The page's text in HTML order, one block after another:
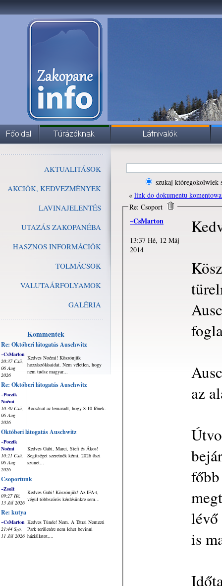
AKTUALITÁSOK
AKCIÓK, KEDVEZMÉNYEK
LAVINAJELENTÉS
UTAZÁS ZAKOPANÉBA
HASZNOS INFORMÁCIÓK
TOLMÁCSOK
VALUTAÁRFOLYAMOK
GALÉRIA
Kommentek
Re: Októberi látogatás Auschwitz
~CsMarton
20:37 Csü,
06 Aug
2026
Kedves Noémi! Köszönjük
hozzászólásaidat. Nem véletlen, hogy
nem tudsz magyar...
Re: Októberi látogatás Auschwitz
~Poczik
Noémi
10:30 Csü,
06 Aug
2026
Bocsánat az lemaradt, hogy 8-10 főnek.
Októberi látogatás Auschwitz
~Poczik
Noémi
10:21 Csü,
06 Aug
2026
Kedves Gabi, Marci, Stefi és Ákos!
Segítséget szeretnék kérni, 2026 őszi
szünet...
Csoportunk
~Zsolt
09:27 Hé,
13 Júl 2026
Kedves Gabi! Köszönjük! Az IFA-t,
végül többszörös kérdésünkre sem...
Re: kutya
~CsMarton
21:44 Szo,
11 Júl 2026
Kedves Tünde! Nem. A Tátrai Nemzeti
Park területére nem lehet bevinni
háziállatot,...
szukaj któregokolwiek
« link do dokumentu
Re: Csoport
~CsMarton
13:37 Hé, 12 Máj
2014
az
lévő
is